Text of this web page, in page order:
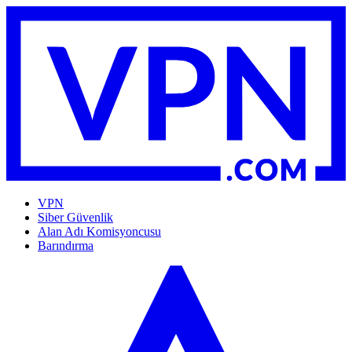
VPN
Siber Güvenlik
Alan Adı Komisyoncusu
Barındırma